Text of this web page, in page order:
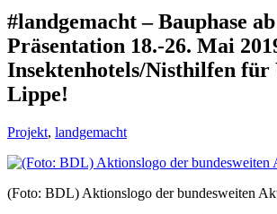
#landgemacht – Bauphase
Präsentation 18.-26. Mai
Insektenhotels/Nisthilfen für
Lippe!
Projekt, landgemacht
(Foto: BDL) Aktionslogo der bundesweiten